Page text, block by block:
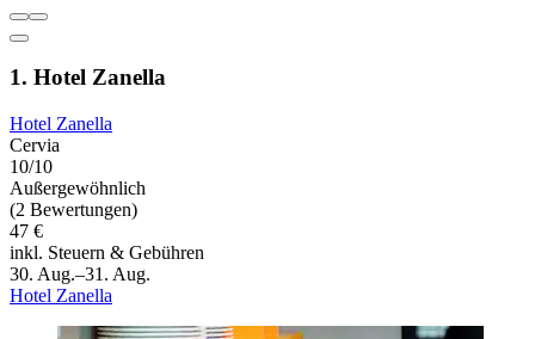
1. Hotel Zanella
Hotel Zanella
Cervia
10/10
Außergewöhnlich
(2 Bewertungen)
47 €
inkl. Steuern & Gebühren
30. Aug.–31. Aug.
Hotel Zanella